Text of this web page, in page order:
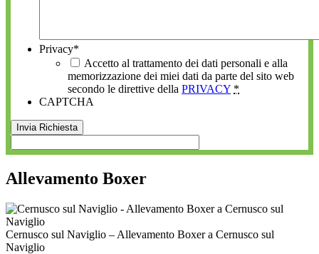
Privacy*
Accetto al trattamento dei dati personali e alla
memorizzazione dei miei dati da parte del sito web
secondo le direttive della PRIVACY *
CAPTCHA
Allevamento Boxer
Cernusco sul Naviglio – Allevamento Boxer a Cernusco sul
Naviglio